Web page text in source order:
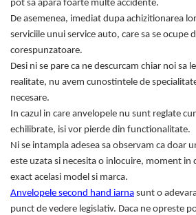
pot sa apara foarte multe accidente.
De asemenea, imediat dupa achizitionarea
serviciile unui service auto, care sa se ocupe
corespunzatoare.
Desi ni se pare ca ne descurcam chiar noi sa
realitate, nu avem cunostintele de
necesare.
In cazul in care anvelopele nu sunt reglate
echilibrate, isi vor pierde din functionalitate.
Ni se intampla adesea sa observam ca doar
este uzata si necesita o inlocuire, moment in
exact acelasi model si marca.
Anvelopele second hand iarna sunt o
punct de vedere legislativ. Daca ne opreste